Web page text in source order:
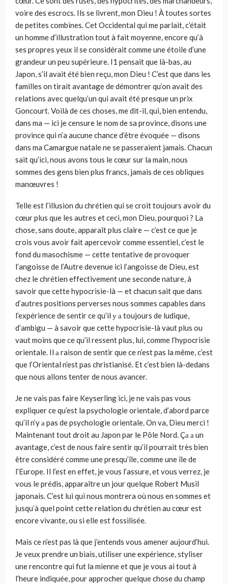
voire des escrocs. Ils se livrent, mon Dieu ! À toutes sortes
de petites com­bines. Cet Occidental qui me parlait, c’était
un homme d’illustration tout à fait moyenne, encore qu’à
ses propres yeux il se considérait comme une étoile d’une
grandeur un peu supérieure. I1 pensait que là-bas, au
Japon, s’il avait été bien reçu, mon Dieu ! C’est que dans les
familles on tirait avantage de démontrer qu’on avait des
relations avec quelqu’un qui avait été presque un prix
Goncourt. Voilà de ces choses, me dit-il, qui, bien entendu,
dans ma — ici je censure le nom de sa province, disons une
province qui n’a aucune chance d’être évoquée — disons
dans ma Camargue natale ne se passeraient jamais. Chacun
sait qu’ici, nous avons tous le cœur sur la main, nous
sommes des gens bien plus francs, jamais de ces obliques
manœuvres !
Telle est l’illusion du chrétien qui se croit toujours avoir du
cœur plus que les autres et ceci, mon Dieu, pourquoi ? La
chose, sans doute, apparaît plus claire — c’est ce que je
crois vous avoir fait apercevoir comme essen­tiel, c’est le
fond du masochisme — cette tentative de provoquer
l’angoisse de l’Autre devenue ici l’angoisse de Dieu, est
chez le chrétien effectivement une seconde nature, à
savoir que cette hypocrisie-là — et chacun sait que dans
d’autres positions perverses nous sommes capables dans
l’expérience de sentir ce qu’il у а toujours de ludique,
d’ambigu — à savoir que cette hypocrisie-là vaut plus ou
vaut moins que ce qu’il ressent plus, lui, comme l’hypocrisie
orientale. Il а raison de sentir que ce n’est pas la même, c’est
que l’Oriental n’est pas christianisé. Et c’est bien là-dedans
que nous allons tenter de nous avancer.
Je ne vais pas faire Keyserling ici, je ne vais pas vous
expliquer ce qu’est la psychologie orientale, d’abord parce
qu’il n’y а pas de psychologie orien­tale. On va, Dieu merci !
Maintenant tout droit au Japon par le Pôle Nord. Çа а un
avantage, c’est de nous faire sentir qu’il pourrait très bien
être considéré comme une presqu’île, comme une île de
l’Europe. Il l’est en effet, je vous l’assure, et vous verrez, je
vous le prédis, apparaître un jour quelque Robert Musil
japonais. C’est lui qui nous montrera où nous en sommes et
jusqu’à quel point cette relation du chrétien au cœur est
encore vivante, ou si elle est fossilisée.
Mais ce n’est pas là que j’entends vous amener aujourd’hui.
Je veux prendre un biais, utiliser une expérience, styliser
une rencontre qui fut la mienne et que je vous ai tout à
l’heure indiquée, pour approcher quelque chose du champ